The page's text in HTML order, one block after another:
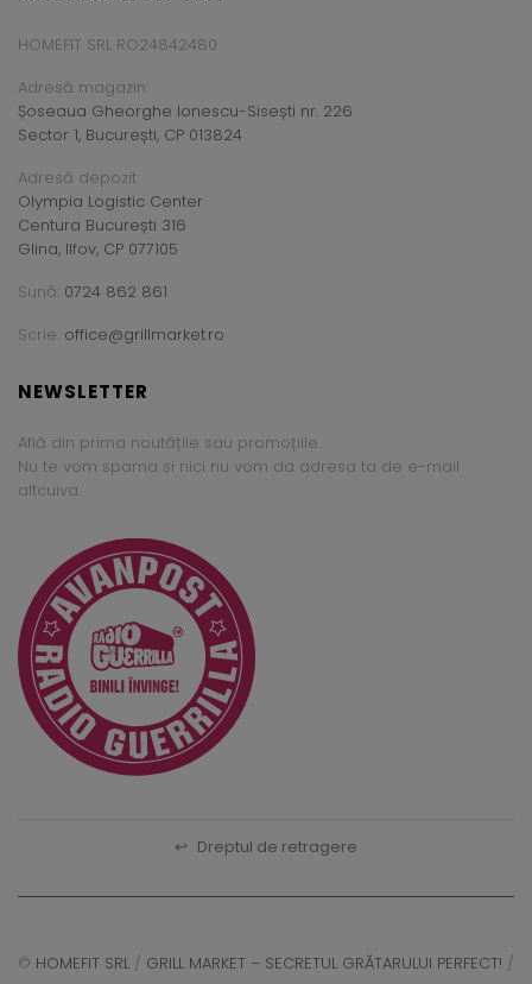
HOMEFIT SRL RO24842480
Adresă magazin:
Șoseaua Gheorghe Ionescu-Sisești nr. 226
Sector 1, București, CP 013824
Adresă depozit:
Olympia Logistic Center
Centura București 316
Glina, Ilfov, CP 077105
Sună: 0724 862 861
Scrie: office@grillmarket.ro
NEWSLETTER
Află din prima noutățile sau promoțiile.
Nu te vom spama și nici nu vom da adresa ta de e-mail
altcuiva.
↩ Dreptul de retragere
© HOMEFIT SRL / GRILL MARKET – SECRETUL GRĂTARULUI PERFECT! /